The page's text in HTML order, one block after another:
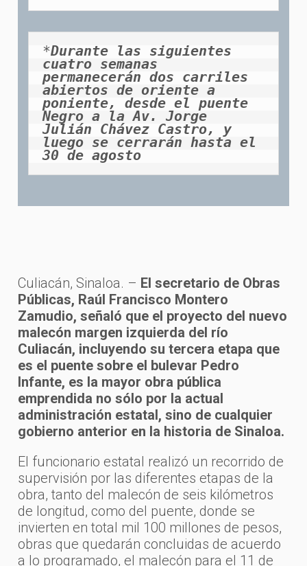
*Durante las siguientes
cuatro semanas
permanecerán dos carriles
abiertos de oriente a
poniente, desde el puente
Negro a la Av. Jorge
Julián Chávez Castro, y
luego se cerrarán hasta el
30 de agosto
Culiacán, Sinaloa. – El secretario de Obras
Públicas, Raúl Francisco Montero
Zamudio, señaló que el proyecto del nuevo
malecón margen izquierda del río
Culiacán, incluyendo su tercera etapa que
es el puente sobre el bulevar Pedro
Infante, es la mayor obra pública
emprendida no sólo por la actual
administración estatal, sino de cualquier
gobierno anterior en la historia de Sinaloa.
El funcionario estatal realizó un recorrido de
supervisión por las diferentes etapas de la
obra, tanto del malecón de seis kilómetros
de longitud, como del puente, donde se
invierten en total mil 100 millones de pesos,
obras que quedarán concluidas de acuerdo
a lo programado, el malecón para el 11 de